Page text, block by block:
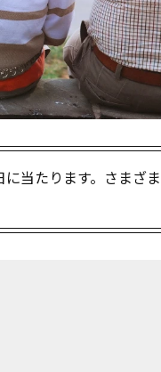
当たります。さまざ